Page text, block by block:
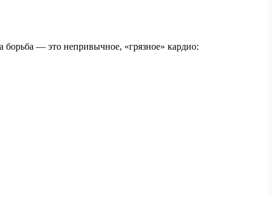
— это непривычное, «грязное» кардио: